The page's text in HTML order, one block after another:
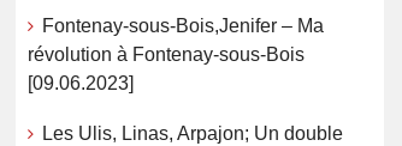
Fontenay-sous-Bois,Jenifer – Ma
révolution à Fontenay-sous-Bois
[09.06.2023]
Les Ulis, Linas, Arpajon; Un double